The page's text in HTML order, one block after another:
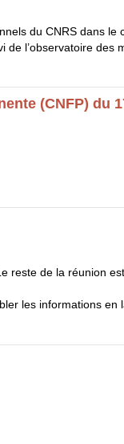
du CNRS dans le
de l’observatoire des
(CNFP) du
reste de la réunion
les informations en